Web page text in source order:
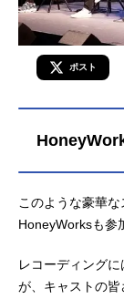
ポスト
このような豪華
HoneyWorksも参
レコーディング
が、キャストの